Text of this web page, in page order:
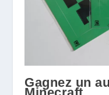
Gagnez un